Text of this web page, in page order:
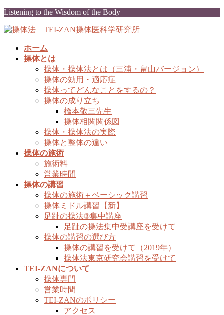
コ
テ
ナ
ゲ
Listening to the Wisdom of the Body
ホーム
操体とは
操体・操体法とは（三浦・畠山バージョン）
操体の効用・適応症
操体ってどんなことをするの？
操体の成り立ち
橋本敬三先生
操体相関関係図
操体・操体法の実際
操体と整体の違い
操体の施術
施術料
営業時間
操体の講習
操体の施術＋ベーシック講習
操体ミドル講習【新】
足趾の操法®集中講座
足趾の操法集中受講座を受けて
操体の講習の選び方
操体の講習を受けて（2019年）
操体法東京研究会講習を受けて
TEI-ZANについて
操体専門
営業時間
TEI-ZANのポリシー
アクセス